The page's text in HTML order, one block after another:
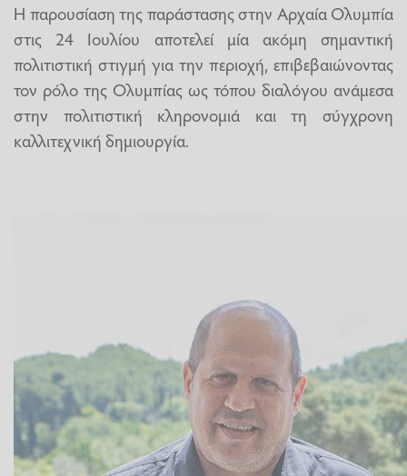
Η παρουσίαση της παράστασης στην Αρχαία Ολυμπία
στις 24 Ιουλίου αποτελεί μία ακόμη σημαντική
πολιτιστική στιγμή για την περιοχή, επιβεβαιώνοντας
τον ρόλο της Ολυμπίας ως τόπου διαλόγου ανάμεσα
στην πολιτιστική κληρονομιά και τη σύγχρονη
καλλιτεχνική δημιουργία.